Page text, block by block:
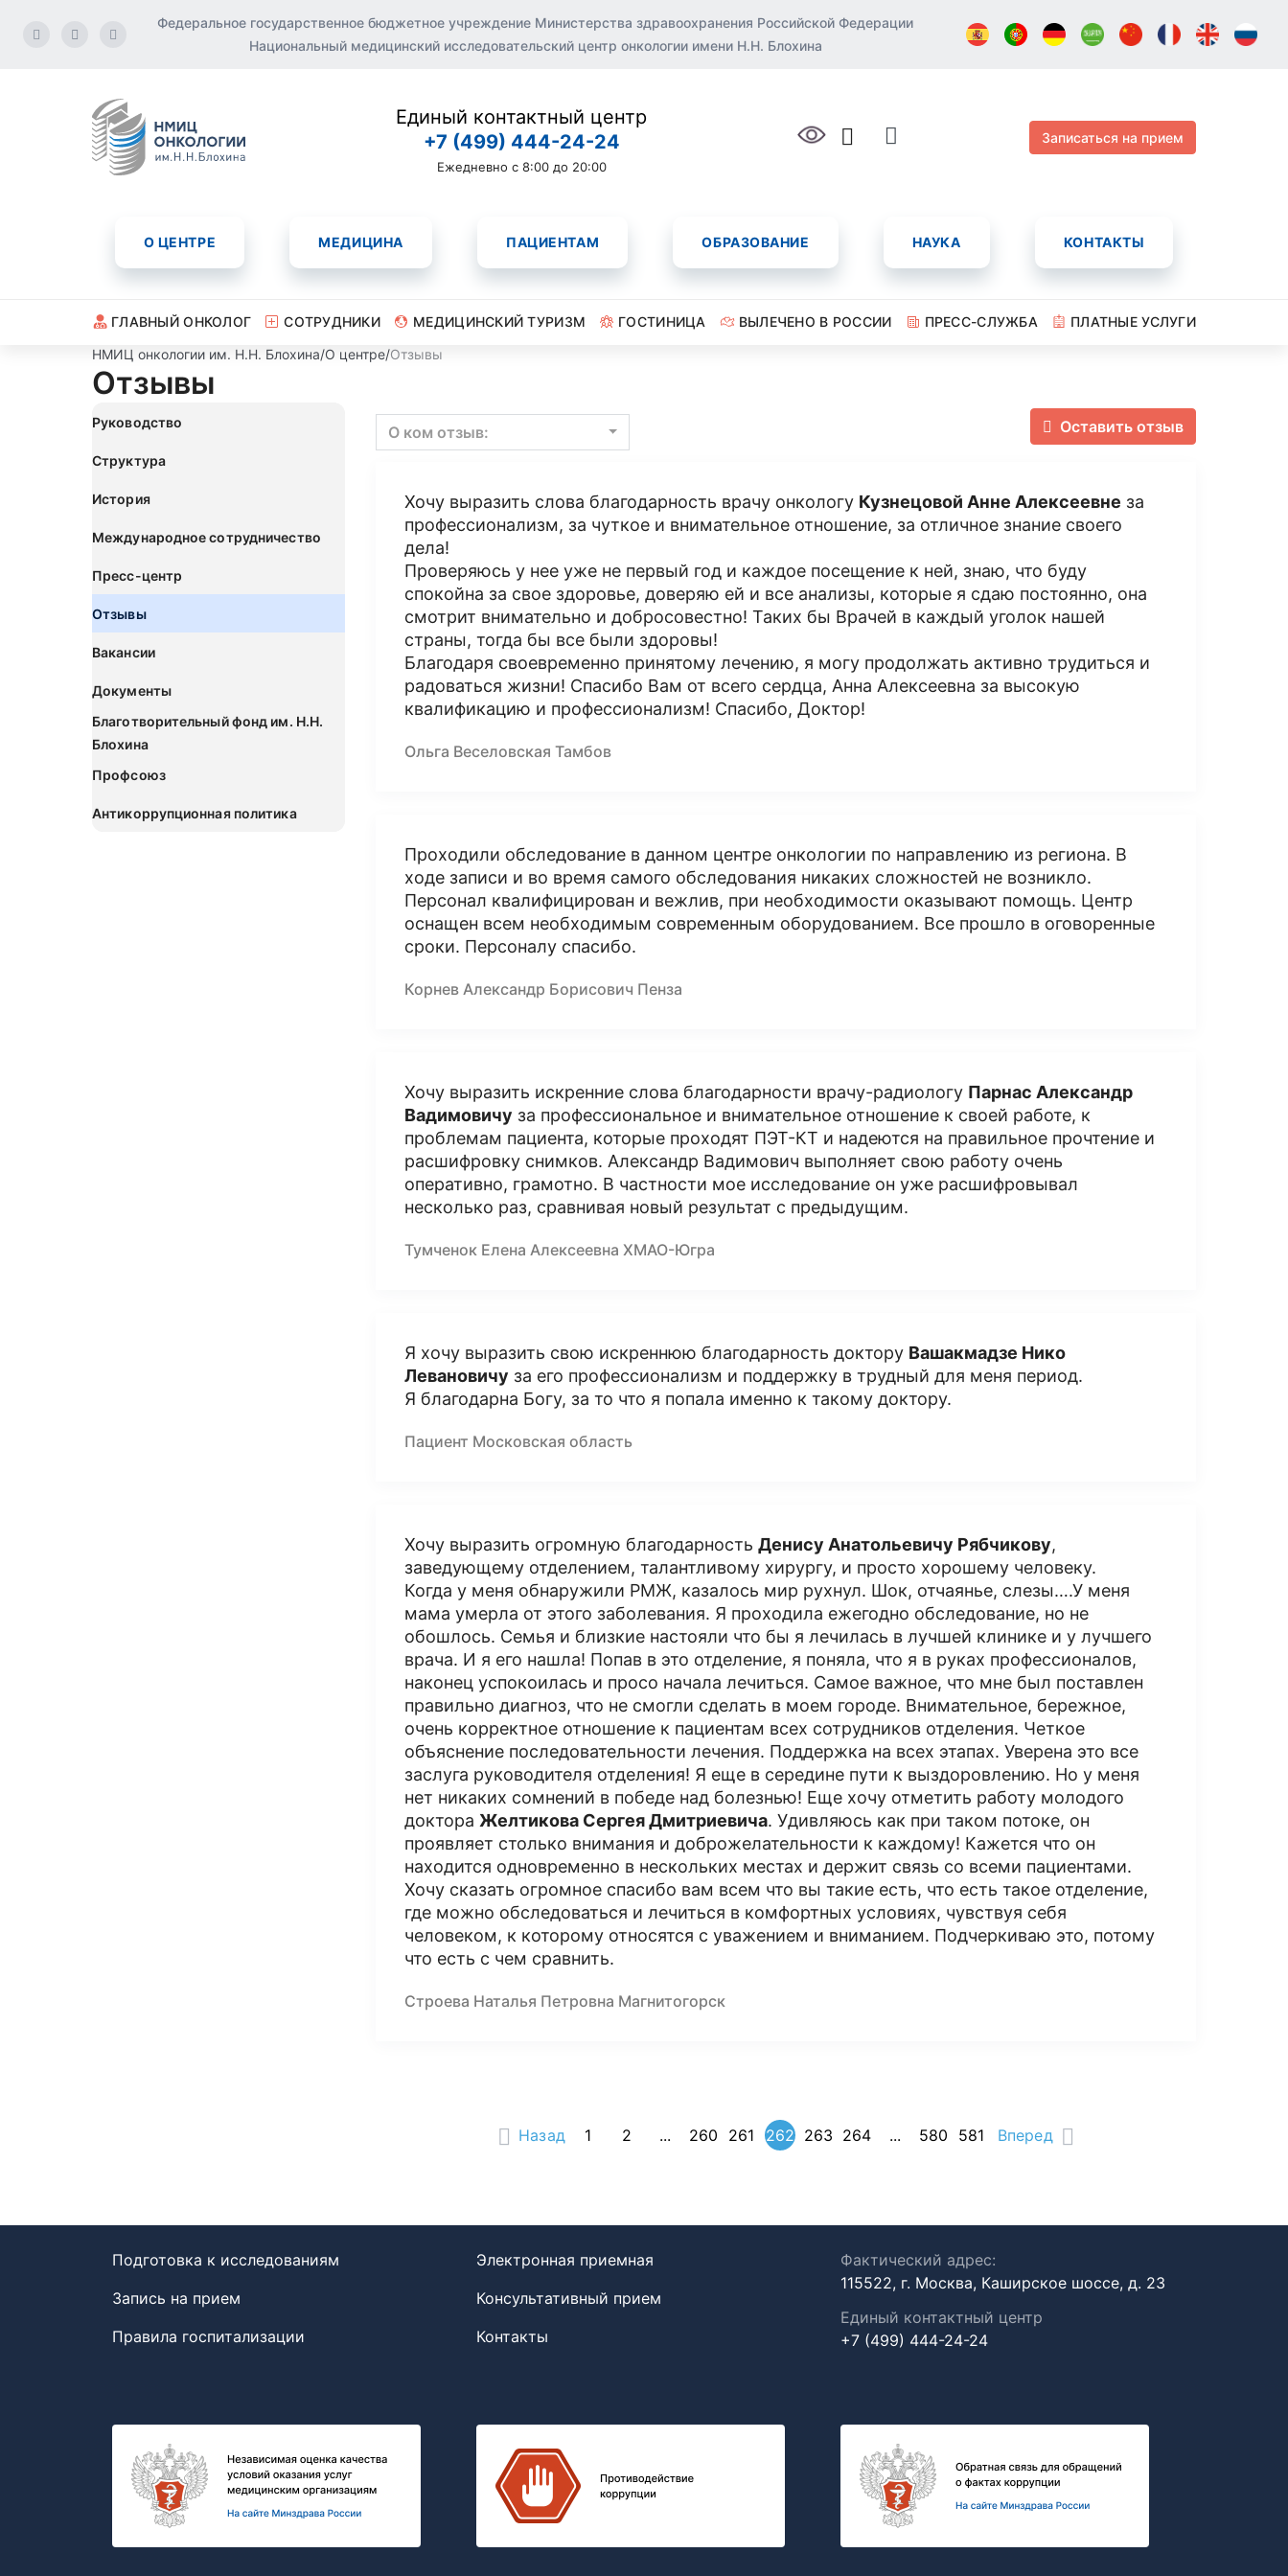
Федеральное государственное бюджетное учреждение Министерства здравоохранения Российской Федерации
Национальный медицинский исследовательский центр онкологии имени Н.Н. Блохина
Единый контактный центр
+7 (499) 444-24-24
Ежедневно с 8:00 до 20:00
Записаться на прием
О ЦЕНТРЕ МЕДИЦИНА ПАЦИЕНТАМ ОБРАЗОВАНИЕ НАУКА КОНТАКТЫ
ГЛАВНЫЙ ОНКОЛОГ СОТРУДНИКИ МЕДИЦИНСКИЙ ТУРИЗМ ГОСТИНИЦА ВЫЛЕЧЕНО В РОССИИ ПРЕСС-СЛУЖБА
ПЛАТНЫЕ УСЛУГИ
НМИЦ онкологии им. Н.Н. Блохина/О центре/Отзывы
Отзывы
Руководство
Структура
История
Международное сотрудничество
Пресс-центр
Отзывы
Вакансии
Документы
Благотворительный фонд им. Н.Н.
Блохина
Профсоюз
Антикоррупционная политика
Оставить отзыв
О ком отзыв:
Хочу выразить слова благодарность врачу онкологу Кузнецовой Анне Алексеевне за
профессионализм, за чуткое и внимательное отношение, за отличное знание своего
дела!
Проверяюсь у нее уже не первый год и каждое посещение к ней, знаю, что буду
спокойна за свое здоровье, доверяю ей и все анализы, которые я сдаю постоянно, она
смотрит внимательно и добросовестно! Таких бы Врачей в каждый уголок нашей
страны, тогда бы все были здоровы!
Благодаря своевременно принятому лечению, я могу продолжать активно трудиться и
радоваться жизни! Спасибо Вам от всего сердца, Анна Алексеевна за высокую
квалификацию и профессионализм! Спасибо, Доктор!
Ольга Веселовская Тамбов
Проходили обследование в данном центре онкологии по направлению из региона. В
ходе записи и во время самого обследования никаких сложностей не возникло.
Персонал квалифицирован и вежлив, при необходимости оказывают помощь. Центр
оснащен всем необходимым современным оборудованием. Все прошло в оговоренные
сроки. Персоналу спасибо.
Корнев Александр Борисович Пенза
Хочу выразить искренние слова благодарности врачу-радиологу Парнас Александр
Вадимовичу за профессиональное и внимательное отношение к своей работе, к
проблемам пациента, которые проходят ПЭТ-КТ и надеются на правильное прочтение и
расшифровку снимков. Александр Вадимович выполняет свою работу очень
оперативно, грамотно. В частности мое исследование он уже расшифровывал
несколько раз, сравнивая новый результат с предыдущим.
Тумченок Елена Алексеевна ХМАО-Югра
Я хочу выразить свою искреннюю благодарность доктору Вашакмадзе Нико
Левановичу за его профессионализм и поддержку в трудный для меня период.
Я благодарна Богу, за то что я попала именно к такому доктору.
Пациент Московская область
Хочу выразить огромную благодарность Денису Анатольевичу Рябчикову,
заведующему отделением, талантливому хирургу, и просто хорошему человеку.
Когда у меня обнаружили РМЖ, казалось мир рухнул. Шок, отчаянье, слезы….У меня
мама умерла от этого заболевания. Я проходила ежегодно обследование, но не
обошлось. Семья и близкие настояли что бы я лечилась в лучшей клинике и у лучшего
врача. И я его нашла! Попав в это отделение, я поняла, что я в руках профессионалов,
наконец успокоилась и просо начала лечиться. Самое важное, что мне был поставлен
правильно диагноз, что не смогли сделать в моем городе. Внимательное, бережное,
очень корректное отношение к пациентам всех сотрудников отделения. Четкое
объяснение последовательности лечения. Поддержка на всех этапах. Уверена это все
заслуга руководителя отделения! Я еще в середине пути к выздоровлению. Но у меня
нет никаких сомнений в победе над болезнью! Еще хочу отметить работу молодого
доктора Желтикова Сергея Дмитриевича. Удивляюсь как при таком потоке, он
проявляет столько внимания и доброжелательности к каждому! Кажется что он
находится одновременно в нескольких местах и держит связь со всеми пациентами.
Хочу сказать огромное спасибо вам всем что вы такие есть, что есть такое отделение,
где можно обследоваться и лечиться в комфортных условиях, чувствуя себя
человеком, к которому относятся с уважением и вниманием. Подчеркиваю это, потому
что есть с чем сравнить.
Строева Наталья Петровна Магнитогорск
Назад 1 2 ... 260 261 262 263 264 ... 580 581 Вперед
Подготовка к исследованиям
Запись на прием
Правила госпитализации
Электронная приемная
Консультативный прием
Контакты
Фактический адрес:
115522, г. Москва, Каширское шоссе, д. 23
Единый контактный центр
+7 (499) 444-24-24